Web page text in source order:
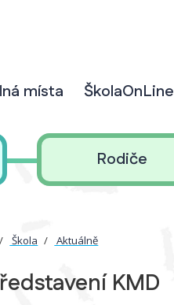
místa ŠkolaOnLine
Rodiče
Škola Aktuálně
KMD